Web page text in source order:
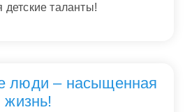
детские таланты!
люди – насыщенная
жизнь!